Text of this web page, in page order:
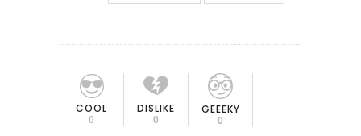
COOL
0
DISLIKE
0
GEEEKY
0